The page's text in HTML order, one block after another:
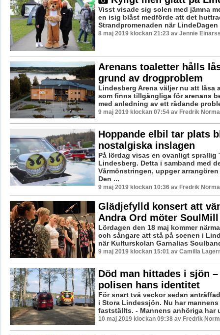
Visst visade sig solen med jämna
en isig blåst medförde att det
Strandpromenaden när LindeDagen
8 maj 2019 klockan 21:23 av Jennie
Arenans toaletter hålls
grund av drogproblem
Lindesberg Arena väljer nu att låsa
som finns tillgängliga för arenans
med anledning av ett rådande
9 maj 2019 klockan 07:54 av Fredrik
Hoppande elbil tar plats
nostalgiska inslagen
På lördag visas en ovanligt sprallig
Lindesberg. Detta i samband med
Vårmönstringen, uppger arrangören
Den ...
9 maj 2019 klockan 10:36 av Fredrik
Glädjefylld konsert att
Andra Ord möter SoulMill
Lördagen den 18 maj kommer
och sångare att stå på scenen i
när Kulturskolan Garnalias
9 maj 2019 klockan 15:01 av Camilla
Död man hittades i sjön
polisen hans identitet
För snart två veckor sedan
i Stora Lindessjön. Nu har
fastställts. - Mannens anhöriga har
10 maj 2019 klockan 09:38 av Fredrik